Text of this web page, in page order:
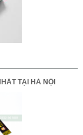
TẠI HÀ NỘI